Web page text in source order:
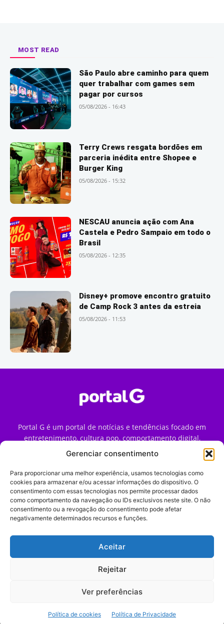
Gerenciar consentimento
Para proporcionar uma melhor experiência, usamos tecnologias como
cookies para armazenar e/ou acessar informações do dispositivo. O
consentimento com essas tecnologias nos permite processar dados
como comportamento da navegação ou IDs exclusivos neste site. O não
consentimento ou a revogação do consentimento pode afetar
negativamente determinados recursos e funções.
Aceitar
Rejeitar
Ver preferências
Política de cookies Política de Privacidade
MOST READ
São Paulo abre caminho para quem
quer trabalhar com games sem
pagar por cursos
05/08/2026 - 16:43
Terry Crews resgata bordões em
parceria inédita entre Shopee e
Burger King
05/08/2026 - 15:32
NESCAU anuncia ação com Ana
Castela e Pedro Sampaio em todo o
Brasil
05/08/2026 - 12:35
Disney+ promove encontro gratuito
de Camp Rock 3 antes da estreia
05/08/2026 - 11:53
Portal G é um portal de notícias e tendências focado em
entretenimento, cultura pop, comportamento digital,
streaming, games e iniciativas de marca que impactam a
forma como o público vive e consome internet no Brasil.
Contato:contato@portalg.com.br
Início Sobre
Termos de Uso
Política de Privacidade
Contato
tendências de consumo, marketing e comportamento digital.